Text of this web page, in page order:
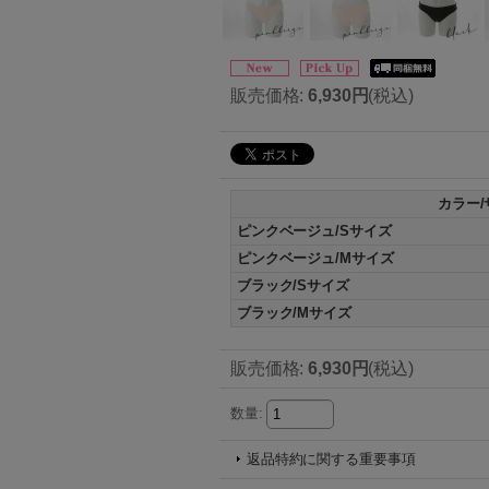
販売価格: 6,930円(税込)
カラー/
ピンクベージュ/Sサイズ
ピンクベージュ/Mサイズ
ブラック/Sサイズ
ブラック/Mサイズ
販売価格: 6,930円(税込)
数量:
返品特約に関する重要事項